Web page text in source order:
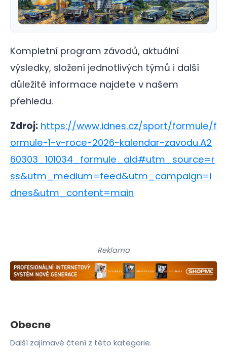
Kompletní program závodů, aktuální
výsledky, složení jednotlivých týmů i další
důležité informace najdete v našem
přehledu.
Zdroj: https://www.idnes.cz/sport/formule/f
ormule-1-v-roce-2026-kalendar-zavodu.A2
60303_101034_formule_ald#utm_source=r
ss&utm_medium=feed&utm_campaign=i
dnes&utm_content=main
Reklama
Obecne
Další zajímavé čtení z této kategorie.